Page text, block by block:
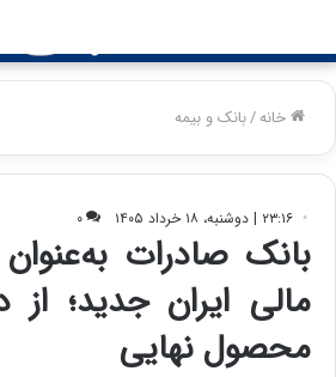
برای
خانه/بانک و بیمه
۲۳:۱۶ | دوشنبه، ۱۸ خرداد ۱۴۰۵ ۰
بانک صادرات
مالی ایران جدید؛ از
محصول نهایی